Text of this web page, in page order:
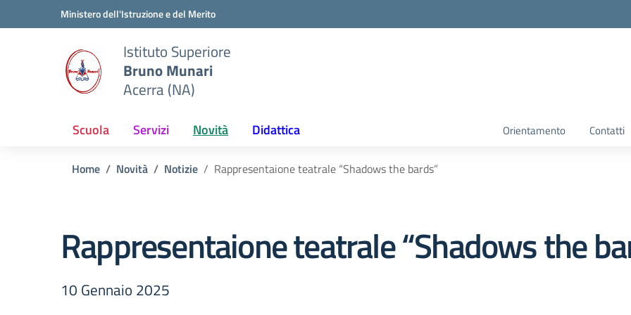
Vai ai contenuti
Vai al menu di navigazioneMinistero dell'Istruzione e del Merito
Istituto Superiore
Bruno Munari
Acerra (NA)
Scuola Servizi Novità Didattica Orientamento Contatti
Home Novità Notizie Rappresentaione teatrale “Shadows the bards”
Rappresentaione teatrale “Shadows the
10 Gennaio 2025